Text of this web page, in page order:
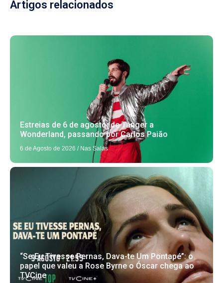
Artigos relacionados
Estreias de 6 de agosto: de Tânger a
Wonderland, passando por Carlos Paião
6 de Agosto de 2026 / Nas Salas
“Se Eu Tivesse Pernas, Dava-te Um Pontapé”: o
papel que valeu a Rose Byrne o Óscar chega ao
TVCine